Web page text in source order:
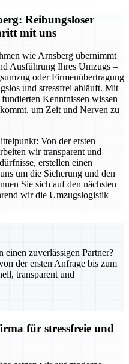
Reibungsloser
mit uns
wie Arnsberg übernimmt
Ausführung Ihres Umzugs –
oder Firmenübertragung
und stressfrei abläuft. Mit
Kenntnissen wissen
um Zeit und Nerven zu
Von der ersten
wir transparent und
erstellen einen
um die Sicherung und den
Sie sich auf den nächsten
wir die Umzugslogistik
einen zuverlässigen Partner?
der ersten Anfrage bis zum
transparent und
für stressfreie und